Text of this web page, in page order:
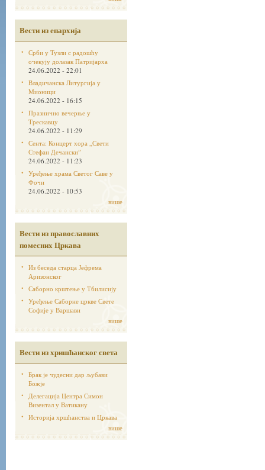
Вести из епархија
Срби у Тузли с радошћу
очекују долазак Патријарха
24.06.2022 - 22:01
Владичанска Литургија у
Мионици
24.06.2022 - 16:15
Празнично вечерње у
Трескавцу
24.06.2022 - 11:29
Сента: Концерт хора „Свети
Стефан Дечанскиˮ
24.06.2022 - 11:23
Уређење храма Светог Саве у
Фочи
24.06.2022 - 10:53
више
Вести из православних
помесних Цркава
Из беседа старца Јефрема
Аризонског
Саборно крштење у Тбилисију
Уређење Саборне цркве Свете
Софије у Варшави
више
Вести из хришћанског света
Брак је чудесни дар љубави
Божје
Делегација Центра Симон
Визентал у Ватикану
Историја хршћанства и Цркава
више